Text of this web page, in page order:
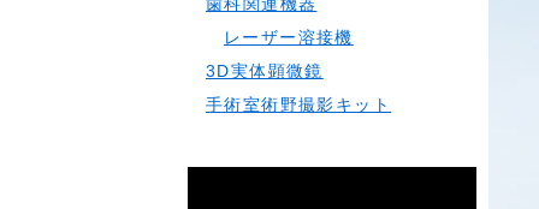
歯科関連機器
レーザー溶接機
3D実体顕微鏡
手術室術野撮影キット